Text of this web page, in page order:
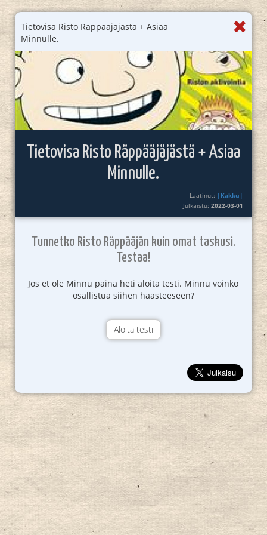
Tietovisa Risto Räppääjäjästä + Asiaa
Minnulle.
Tietovisa Risto Räppääjäjästä + Asiaa
Minnulle.
Laatinut: |Kakku|
Julkaistu:2022-03-01
Tunnetko Risto Räppääjän kuin omat taskusi.
Testaa!
Jos et ole Minnu paina heti aloita testi. Minnu voinko
osallistua siihen haasteeseen?
Aloita testi